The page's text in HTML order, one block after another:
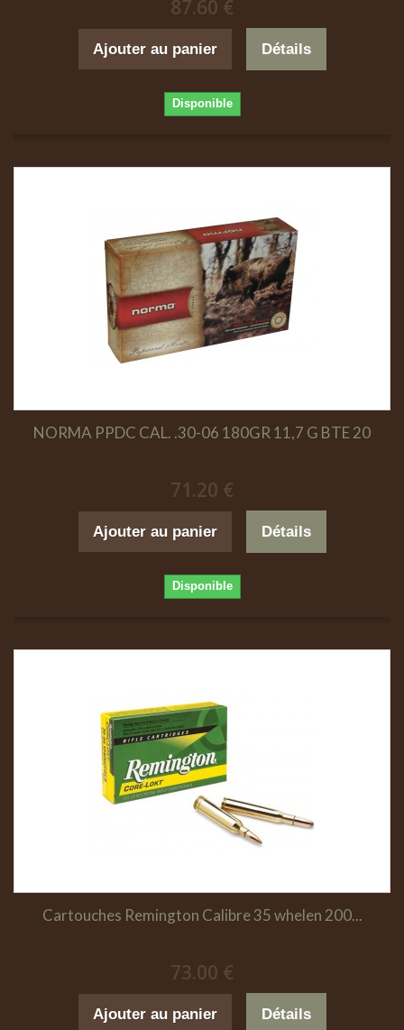
87.60 €
Ajouter au panier Détails
Disponible
NORMA PPDC CAL. .30-06 180GR 11,7 G BTE 20
71.20 €
Ajouter au panier Détails
Disponible
Cartouches Remington Calibre 35 whelen 200...
73.00 €
Ajouter au panier Détails